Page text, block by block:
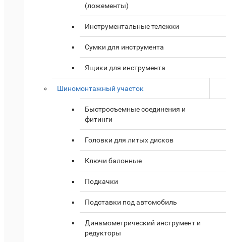
(ложементы)
Инструментальные тележки
Сумки для инструмента
Ящики для инструмента
Шиномонтажный участок
Быстросъемные соединения и
фитинги
Головки для литых дисков
Ключи балонные
Подкачки
Подставки под автомобиль
Динамометрический инструмент и
редукторы